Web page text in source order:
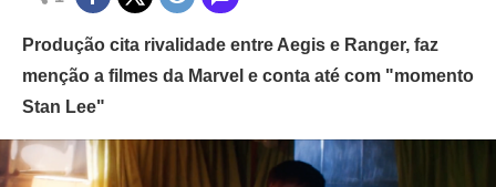
Produção cita rivalidade entre Aegis e Ranger, faz
menção a filmes da Marvel e conta até com "momento
Stan Lee"